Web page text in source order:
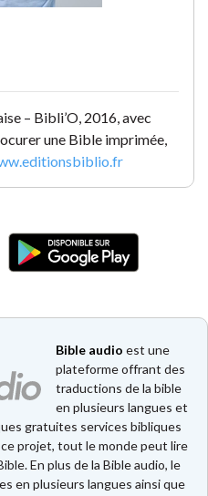
– Bibli’O, 2016, avec
une Bible imprimée,
Bible audio est une
plateforme offrant des
traductions de la bible
en plusieurs langues et
gratuites services bibliques
projet, tout le monde peut lire
En plus de la Bible audio, le
en plusieurs langues ainsi que